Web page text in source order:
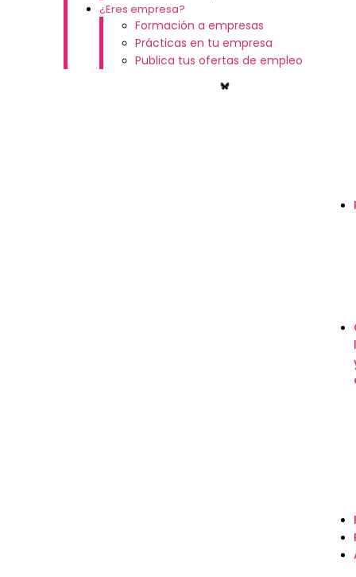
¿Eres empresa?
Formación a empresas
Prácticas en tu empresa
Publica tus ofertas de empleo